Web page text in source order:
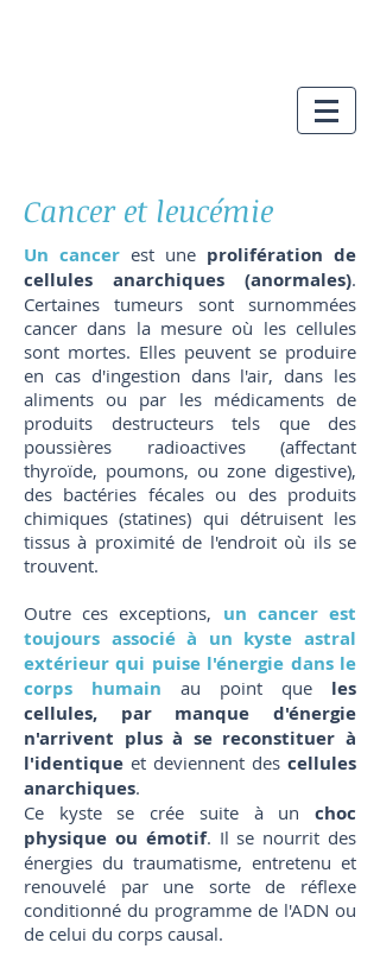
Cancer et leucémie
Un cancer est une prolifération de
cellules anarchiques (anormales).
Certaines tumeurs sont surnommées
cancer dans la mesure où les cellules
sont mortes. Elles peuvent se produire
en cas d'ingestion dans l'air, dans les
aliments ou par les médicaments de
produits destructeurs tels que des
poussières radioactives (affectant
thyroïde, poumons, ou zone digestive),
des bactéries fécales ou des produits
chimiques (statines) qui détruisent les
tissus à proximité de l'endroit où ils se
trouvent.
Outre ces exceptions, un cancer est
toujours associé à un kyste astral
extérieur qui puise l'énergie dans le
corps humain au point que les
cellules, par manque d'énergie
n'arrivent plus à se reconstituer à
l'identique et deviennent des cellules
anarchiques.
Ce kyste se crée suite à un choc
physique ou émotif. Il se nourrit des
énergies du traumatisme, entretenu et
renouvelé par une sorte de réflexe
conditionné du programme de l'ADN ou
de celui du corps causal.